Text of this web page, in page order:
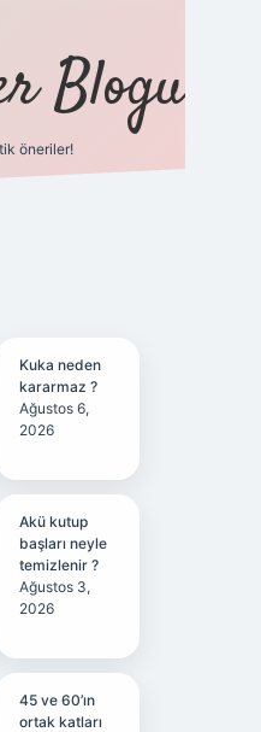
Blogu
öneriler!
Kuka neden
kararmaz ?
Ağustos 6,
2026
Akü kutup
başları neyle
temizlenir ?
Ağustos 3,
2026
45 ve 60’ın
ortak katları